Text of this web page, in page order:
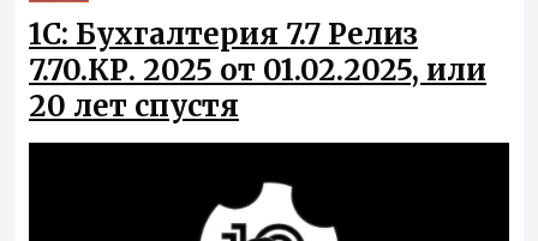
1С: Бухгалтерия 7.7 Релиз
7.70.КР. 2025 от 01.02.2025, или
20 лет спустя